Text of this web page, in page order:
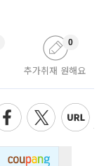
추가취재 원해요
0